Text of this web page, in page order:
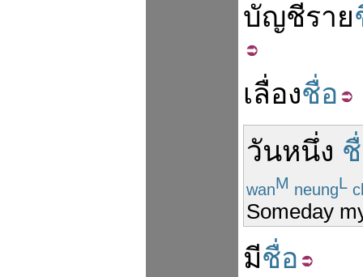
บัญชีราย
เลื่องชื่อ
วันหนึ่ง
wanM neungL
Someday
มีชื่อ